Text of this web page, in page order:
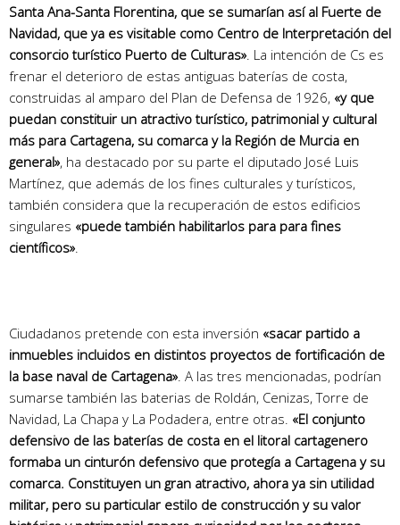
Santa Ana-Santa Florentina, que se sumarían así al Fuerte de
Navidad, que ya es visitable como Centro de Interpretación del
consorcio turístico Puerto de Culturas» . La intención de Cs es
frenar el deterioro de estas antiguas baterías de costa,
construidas al amparo del Plan de Defensa de 1926, «y que
puedan constituir un atractivo turístico, patrimonial y cultural
más para Cartagena, su comarca y la Región de Murcia en
general», ha destacado por su parte el diputado José Luis
Martínez, que además de los fines culturales y turísticos,
también considera que la recuperación de estos edificios
singulares «puede también habilitarlos para para fines
científicos»
Ciudadanos pretende con esta inversión «sacar partido a
inmuebles incluidos en distintos proyectos de fortificación de
la base naval de Cartagena» . A las tres mencionadas, podrían
sumarse también las baterias de Roldán, Cenizas, Torre de
Navidad, La Chapa y La Podadera, entre otras. «El conjunto
defensivo de las baterías de costa en el litoral cartagenero
formaba un cinturón defensivo que protegía a Cartagena y su
comarca. Constituyen un gran atractivo, ahora ya sin utilidad
militar, pero su particular estilo de construcción y su valor